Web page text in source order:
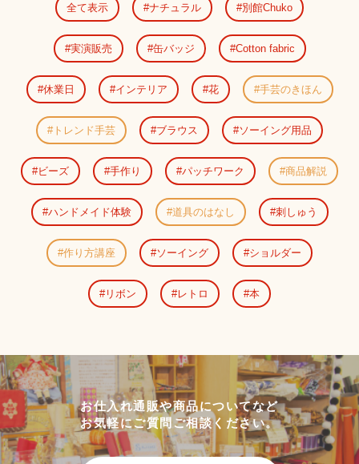
全て表示 ナチュラル 別館Chuko
実演販売 缶バッジ Cotton fabric
休業日 インテリア 花 手芸のきほん
トレンド手芸 ブラウス ソーイング用品
ビーズ 手作り パッチワーク 商品解説
ハンドメイド体験 道具のはなし 刺しゅう
作り方講座 ソーイング ショルダー
リボン レトロ 本
お仕入れ通販や商品についてなど
お気軽にご質問ご相談ください。